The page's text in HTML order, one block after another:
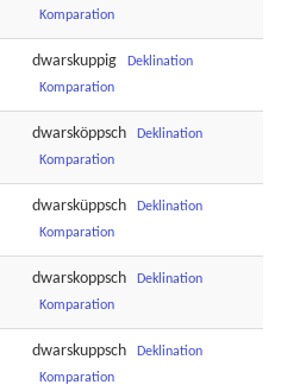
Komparation
dwarskuppig
Deklination
Komparation
dwarsköppsch
Deklination
Komparation
dwarsküppsch
Deklination
Komparation
dwarskoppsch
Deklination
Komparation
dwarskuppsch
Deklination
Komparation